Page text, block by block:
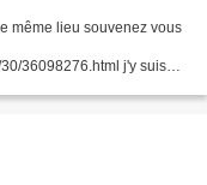
même lieu souvenez vous
36098276.html j'y suis